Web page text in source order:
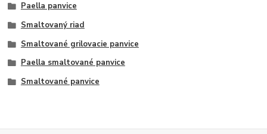
Paella panvice
Smaltovaný riad
Smaltované grilovacie panvice
Paella smaltované panvice
Smaltované panvice